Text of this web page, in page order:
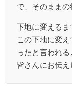
で、そのまま
下地に変えるま
この下地に変
ったと言われ
皆さんにお伝え